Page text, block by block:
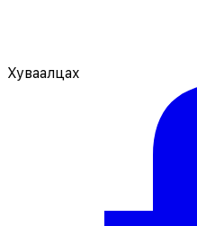
Хуваалцах